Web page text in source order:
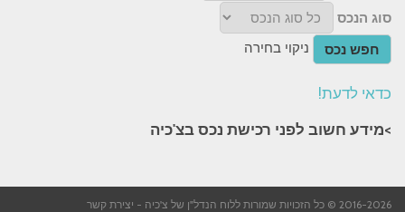
סוג הנכס
חפש נכס
ניקוי בחירה
כדאי לדעת!
>מידע חשוב לפני רכישת נכס בצ'כיה​
2016-2026 © כל הזכויות שמורות ללוח הנדל"ן של צ'כיה - יצירת קשר